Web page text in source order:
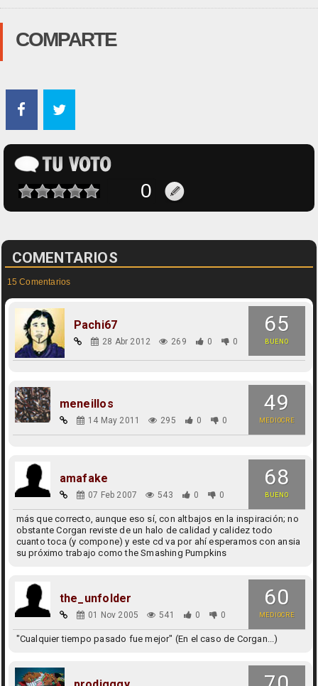
COMPARTE
COMENTARIOS
15 Comentarios
65
BUENO
Pachi67
28 Abr 2012 269 0 0
49
MEDIOCRE
meneillos
14 May 2011 295 0 0
68
BUENO
amafake
07 Feb 2007 543 0 0
más que correcto, aunque eso sí, con altbajos en la inspiración; no
obstante Corgan reviste de un halo de calidad y calidez todo
cuanto toca (y compone) y este cd va por ahí esperamos con ansia
su próximo trabajo como the Smashing Pumpkins
60
MEDIOCRE
the_unfolder
01 Nov 2005 541 0 0
"Cualquier tiempo pasado fue mejor" (En el caso de Corgan...)